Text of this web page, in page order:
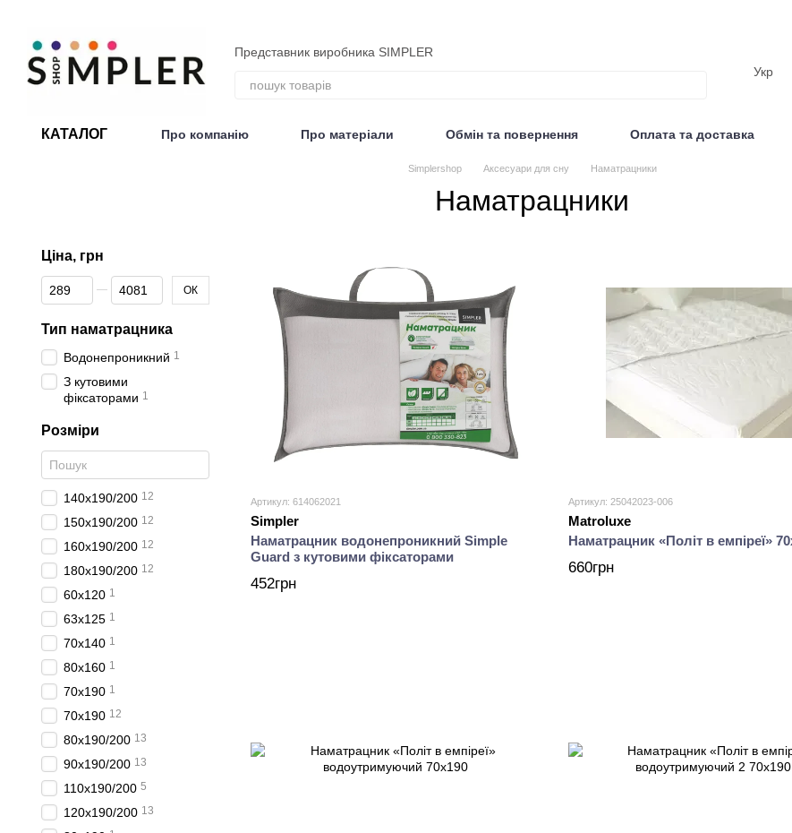
Представник виробника SIMPLER
Укр
КАТАЛОГ Про компанію Про матеріали Обмін та повернення Оплата та доставка
Simplershop Аксесуари для сну Наматрацники
Наматрацники
Артикул: 614062021
Simpler
Наматрацник водонепроникний Simple
Guard з кутовими фіксаторами
452грн
Артикул: 25042023-006
Matroluxe
Наматрацник «Політ в емпіреї»
660грн
Ціна, грн
Від Ціна, грн
До Ціна, грн ОК
Тип наматрацника
Водонепроникний 1
З кутовими
фіксаторами 1
Розміри
140х190/200 12
150х190/200 12
160х190/200 12
180х190/200 12
60х120 1
63х125 1
70х140 1
80х160 1
70x190 1
70х190 12
80х190/200 13
90х190/200 13
110х190/200 5
120х190/200 13